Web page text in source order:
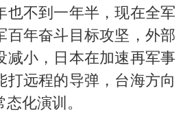
也不到一年半，现在全军
百年奋斗目标攻坚，外部
减小，日本在加速再军事
打远程的导弹，台海方向
化演训。